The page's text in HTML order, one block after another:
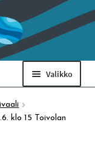
Valikko
klo 15 Toivolan